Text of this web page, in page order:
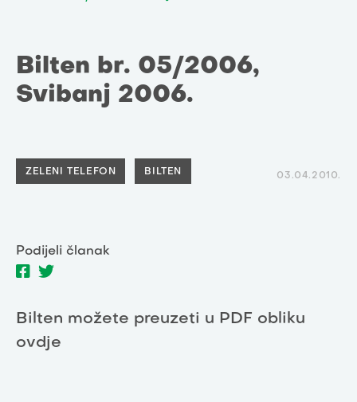
Bilten br. 05/2006,
Svibanj 2006.
ZELENI TELEFON BILTEN 03.04.2010.
Podijeli članak
Bilten možete preuzeti u PDF obliku
ovdje